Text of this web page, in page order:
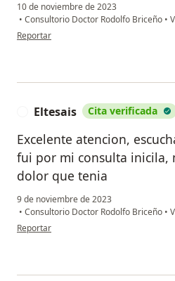
10 de noviembre de 2023
• Consultorio Doctor Rodolfo Briceño •
en opinión del usuario Catalina Isaza
Reportar
Eltesais Cita verificada
Excelente atencion,
fui por mi consulta inicila,
dolor que tenia
9 de noviembre de 2023
• Consultorio Doctor Rodolfo Briceño •
en opinión del usuario Eltesais
Reportar